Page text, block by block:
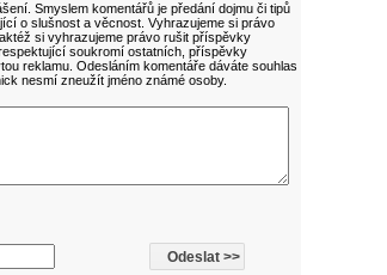
Smyslem komentářů je předání dojmu či tipů
o slušnost a věcnost. Vyhrazujeme si právo
si vyhrazujeme právo rušit příspěvky
soukromí ostatních, příspěvky
reklamu. Odesláním komentáře dáváte souhlas
nesmí zneužít jméno známé osoby.